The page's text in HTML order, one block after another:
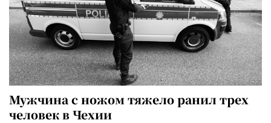
Мужчина с ножом тяжело ранил трех
человек в Чехии